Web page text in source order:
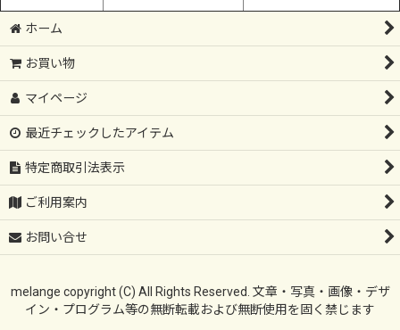
ホーム
お買い物
マイページ
最近チェックしたアイテム
特定商取引法表示
ご利用案内
お問い合せ
melange copyright (C) All Rights Reserved. 文章・写真・画像・デザ
イン・プログラム等の無断転載および無断使用を固く禁じます